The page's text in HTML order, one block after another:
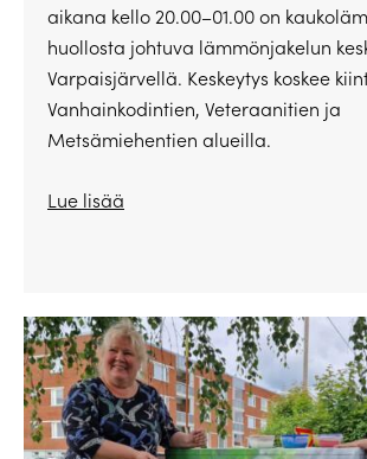
aikana kello 20.00–01.00 on
huollosta johtuva lämmönjakelun
Varpaisjärvellä. Keskeytys koskee
Vanhainkodintien, Veteraanitien ja
Metsämiehentien alueilla.
Lue lisää